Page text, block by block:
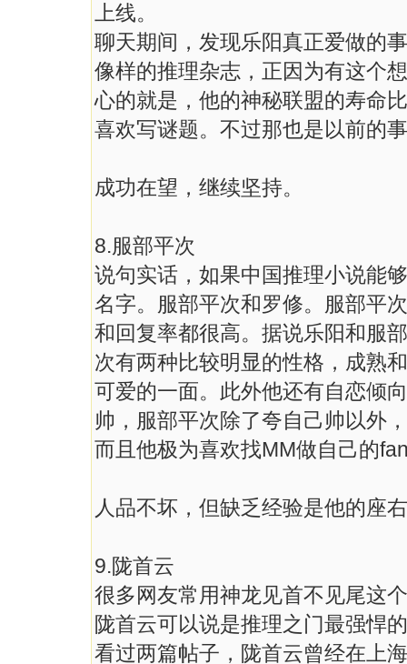
上线。
聊天期间，发现乐阳真正爱做的
像样的推理杂志，正因为有这个
心的就是，他的神秘联盟的寿命
喜欢写谜题。不过那也是以前的
成功在望，继续坚持。
8.服部平次
说句实话，如果中国推理小说能
名字。服部平次和罗修。服部平
和回复率都很高。据说乐阳和服
次有两种比较明显的性格，成熟
可爱的一面。此外他还有自恋倾
帅，服部平次除了夸自己帅以外
而且他极为喜欢找MM做自己的
人品不坏，但缺乏经验是他的座
9.陇首云
很多网友常用神龙见首不见尾这
陇首云可以说是推理之门最强悍
看过两篇帖子，陇首云曾经在上